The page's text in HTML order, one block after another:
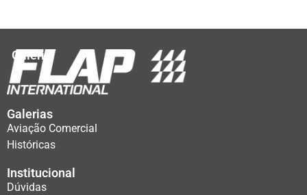
Galeria
Galerias
Aviação Comercial
Históricas
Institucional
Dúvidas